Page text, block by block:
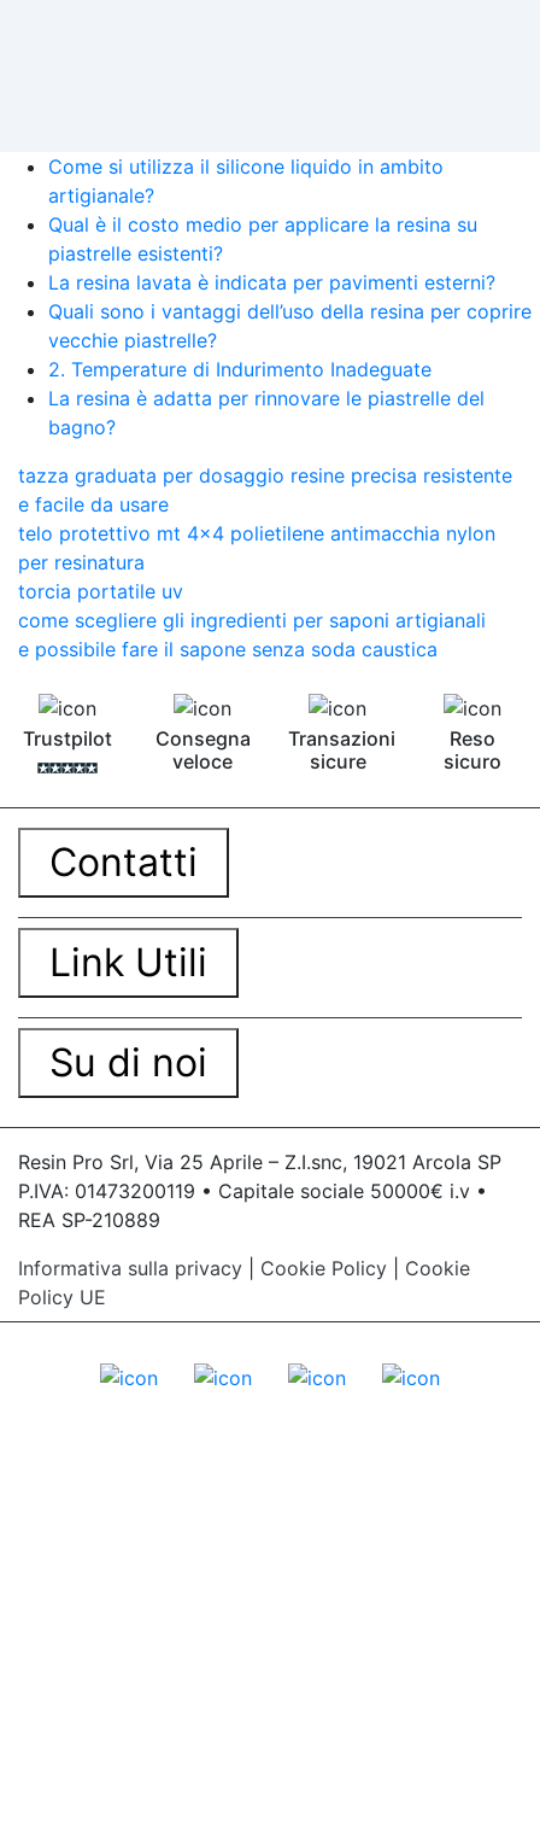
Come si utilizza il silicone liquido in ambito
artigianale?
Qual è il costo medio per applicare la resina su
piastrelle esistenti?
La resina lavata è indicata per pavimenti esterni?
Quali sono i vantaggi dell’uso della resina per coprire
vecchie piastrelle?
2. Temperature di Indurimento Inadeguate
La resina è adatta per rinnovare le piastrelle del
bagno?
tazza graduata per dosaggio resine precisa resistente
e facile da usare
telo protettivo mt 4x4 polietilene antimacchia nylon
per resinatura
torcia portatile uv
come scegliere gli ingredienti per saponi artigianali
e possibile fare il sapone senza soda caustica
Trustpilot
Consegna
veloce
Transazioni
sicure
Reso
sicuro
Contatti
Link Utili
Su di noi
Resin Pro Srl, Via 25 Aprile – Z.I.snc, 19021 Arcola SP
P.IVA: 01473200119 • Capitale sociale 50000€ i.v •
REA SP-210889
Informativa sulla privacy
Cookie Policy
Cookie
Policy UE